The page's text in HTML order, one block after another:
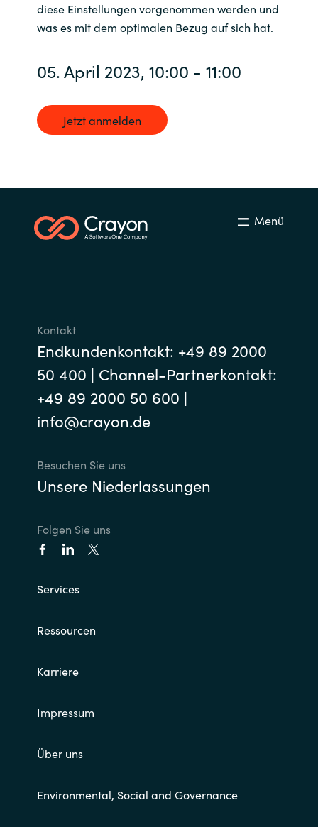
Poland
Romania
Slovenia
Singapore
Switzerland
Ukraine
United States
diese Einstellungen vorgenommen werden und
was es mit dem optimalen Bezug auf sich hat.
05. April 2023, 10:00 - 11:00
Jetzt anmelden
Menü
Kontakt
Endkundenkontakt: +49 89 2000
50 400 | Channel-Partnerkontakt:
+49 89 2000 50 600 |
info@crayon.de
Besuchen Sie uns
Unsere Niederlassungen
Folgen Sie uns
Services
Ressourcen
Karriere
Impressum
Über uns
Environmental, Social and Governance